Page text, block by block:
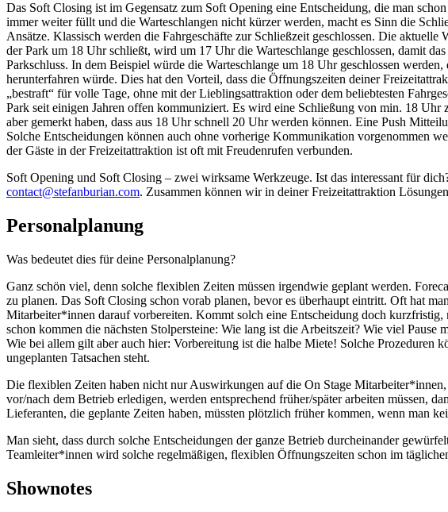
Das Soft Closing ist im Gegensatz zum Soft Opening eine Entscheidung, die man
immer weiter füllt und die Warteschlangen nicht kürzer werden, macht es Sinn die
Ansätze. Klassisch werden die Fahrgeschäfte zur Schließzeit geschlossen. Die
der Park um 18 Uhr schließt, wird um 17 Uhr die Warteschlange geschlossen, damit
Parkschluss. In dem Beispiel würde die Warteschlange um 18 Uhr geschlossen
herunterfahren würde. Dies hat den Vorteil, dass die Öffnungszeiten deiner
„bestraft“ für volle Tage, ohne mit der Lieblingsattraktion oder dem beliebtesten
Park seit einigen Jahren offen kommuniziert. Es wird eine Schließung von min. 18
aber gemerkt haben, dass aus 18 Uhr schnell 20 Uhr werden können. Eine Push
Solche Entscheidungen können auch ohne vorherige Kommunikation vorgenommen
der Gäste in der Freizeitattraktion ist oft mit Freudenrufen verbunden.
Soft Opening und Soft Closing – zwei wirksame Werkzeuge. Ist das interessant für
contact@stefanburian.com. Zusammen können wir in deiner Freizeitattraktion
Personalplanung
Was bedeutet dies für deine Personalplanung?
Ganz schön viel, denn solche flexiblen Zeiten müssen irgendwie geplant werden.
zu planen. Das Soft Closing schon vorab planen, bevor es überhaupt eintritt. Oft hat
Mitarbeiter*innen darauf vorbereiten. Kommt solch eine Entscheidung doch
schon kommen die nächsten Stolpersteine: Wie lang ist die Arbeitszeit? Wie viel
Wie bei allem gilt aber auch hier: Vorbereitung ist die halbe Miete! Solche Prozeduren
ungeplanten Tatsachen steht.
Die flexiblen Zeiten haben nicht nur Auswirkungen auf die On Stage
vor/nach dem Betrieb erledigen, werden entsprechend früher/später arbeiten müssen,
Lieferanten, die geplante Zeiten haben, müssten plötzlich früher kommen, wenn man
Man sieht, dass durch solche Entscheidungen der ganze Betrieb durcheinander
Teamleiter*innen wird solche regelmäßigen, flexiblen Öffnungszeiten schon im
Shownotes